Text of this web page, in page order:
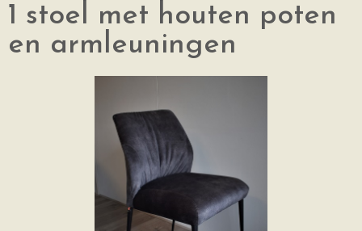
1 stoel met houten poten
en armleuningen